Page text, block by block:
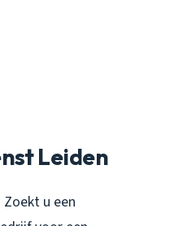
Leiden
Zoekt u een